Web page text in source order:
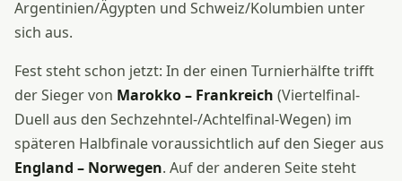
Argentinien/Ägypten und Schweiz/Kolumbien unter
sich aus.
Fest steht schon jetzt: In der einen Turnierhälfte trifft
der Sieger von Marokko – Frankreich (Viertelfinal-
Duell aus den Sechzehntel-/Achtelfinal-Wegen) im
späteren Halbfinale voraussichtlich auf den Sieger aus
England – Norwegen. Auf der anderen Seite steht